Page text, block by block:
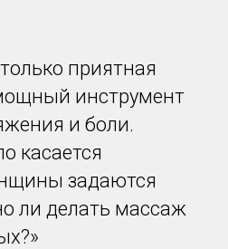
приятная
инструмент
и боли.
касается
задаются
ли делать массаж